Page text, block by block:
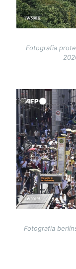
Fotografia
Image
Fotografia